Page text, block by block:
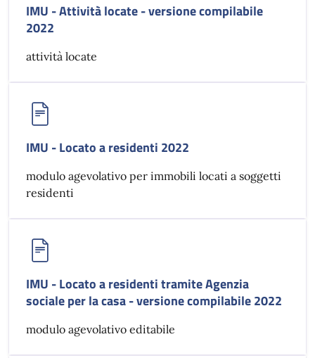
IMU - Attività locate - versione compilabile
2022
attività locate
IMU - Locato a residenti 2022
modulo agevolativo per immobili locati a soggetti
residenti
IMU - Locato a residenti tramite Agenzia
sociale per la casa - versione compilabile 2022
modulo agevolativo editabile